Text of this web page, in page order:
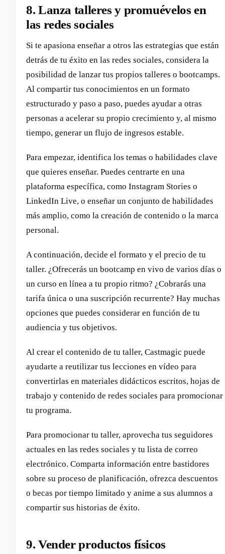
8. Lanza talleres y promuévelos en
las redes sociales
Si te apasiona enseñar a otros las estrategias que están
detrás de tu éxito en las redes sociales, considera la
posibilidad de lanzar tus propios talleres o bootcamps.
Al compartir tus conocimientos en un formato
estructurado y paso a paso, puedes ayudar a otras
personas a acelerar su propio crecimiento y, al mismo
tiempo, generar un flujo de ingresos estable.
Para empezar, identifica los temas o habilidades clave
que quieres enseñar. Puedes centrarte en una
plataforma específica, como Instagram Stories o
LinkedIn Live, o enseñar un conjunto de habilidades
más amplio, como la creación de contenido o la marca
personal.
A continuación, decide el formato y el precio de tu
taller. ¿Ofrecerás un bootcamp en vivo de varios días o
un curso en línea a tu propio ritmo? ¿Cobrarás una
tarifa única o una suscripción recurrente? Hay muchas
opciones que puedes considerar en función de tu
audiencia y tus objetivos.
Al crear el contenido de tu taller, Castmagic puede
ayudarte a reutilizar tus lecciones en vídeo para
convertirlas en materiales didácticos escritos, hojas de
trabajo y contenido de redes sociales para promocionar
tu programa.
Para promocionar tu taller, aprovecha tus seguidores
actuales en las redes sociales y tu lista de correo
electrónico. Comparta información entre bastidores
sobre su proceso de planificación, ofrezca descuentos
o becas por tiempo limitado y anime a sus alumnos a
compartir sus historias de éxito.
9. Vender productos físicos